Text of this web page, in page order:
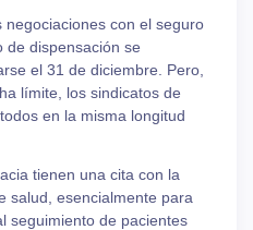
negociaciones con el seguro
de dispensación se
el 31 de diciembre. Pero,
límite, los sindicatos de
en la misma longitud
tienen una cita con la
salud, esencialmente para
seguimiento de pacientes